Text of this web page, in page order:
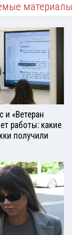
материалы
и «Ветеран
работы: какие
получили